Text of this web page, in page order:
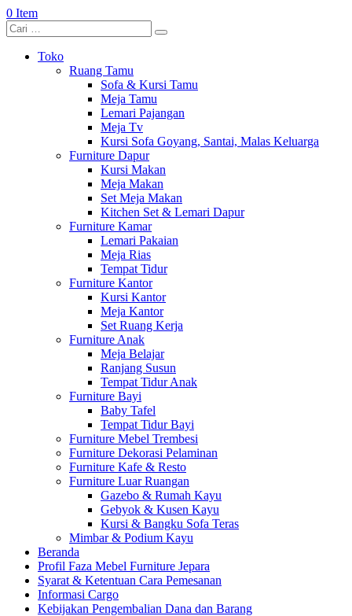
0 Item
Toko
Ruang Tamu
Sofa & Kursi Tamu
Meja Tamu
Lemari Pajangan
Meja Tv
Kursi Sofa Goyang, Santai, Malas Keluarga
Furniture Dapur
Kursi Makan
Meja Makan
Set Meja Makan
Kitchen Set & Lemari Dapur
Furniture Kamar
Lemari Pakaian
Meja Rias
Tempat Tidur
Furniture Kantor
Kursi Kantor
Meja Kantor
Set Ruang Kerja
Furniture Anak
Meja Belajar
Ranjang Susun
Tempat Tidur Anak
Furniture Bayi
Baby Tafel
Tempat Tidur Bayi
Furniture Mebel Trembesi
Furniture Dekorasi Pelaminan
Furniture Kafe & Resto
Furniture Luar Ruangan
Gazebo & Rumah Kayu
Gebyok & Kusen Kayu
Kursi & Bangku Sofa Teras
Mimbar & Podium Kayu
Beranda
Profil Faza Mebel Furniture Jepara
Syarat & Ketentuan Cara Pemesanan
Informasi Cargo
Kebijakan Pengembalian Dana dan Barang